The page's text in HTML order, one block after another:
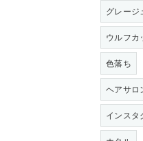
グレージ
ウルフカ
色落ち
ヘアサロ
インスタ